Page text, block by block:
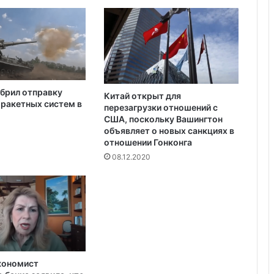
Украина получила одобрение
кредита на $880 млн от Совета
директоров МВФ
с
в
а
л
ь
д
отправку
систем в
Китай открыт для
перезагрузки отношений с
США, поскольку Вашингтон
объявляет о новых санкциях в
отношении Гонконга
08.12.2020